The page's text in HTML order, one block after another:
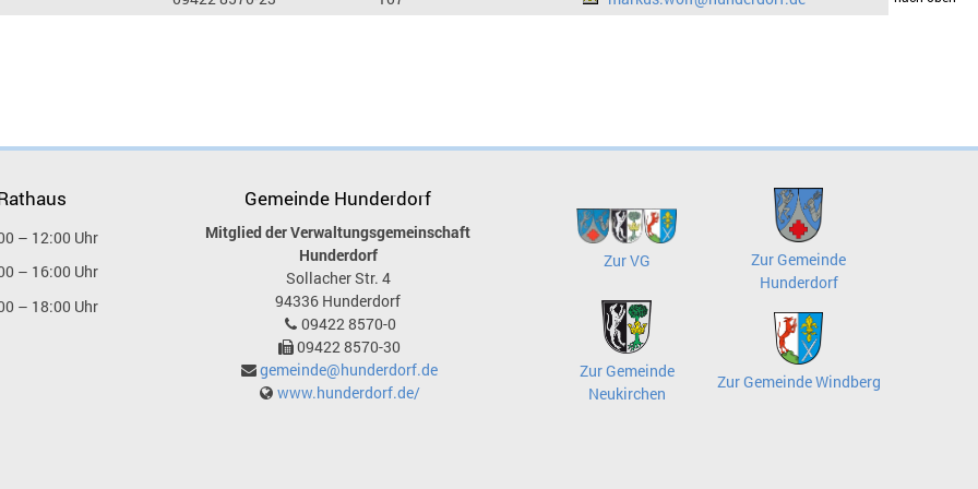
– 12:00 Uhr
– 16:00 Uhr
– 18:00 Uhr
Gemeinde Hunderdorf
Mitglied der Verwaltungsgemeinschaft
Hunderdorf
Sollacher Str. 4
94336 Hunderdorf
09422 8570-0
09422 8570-30
gemeinde@hunderdorf.de
www.hunderdorf.de/
Zur VG
Zur Gemeinde
Hunderdorf
Zur Gemeinde
Neukirchen
Zur Gemeinde Windberg